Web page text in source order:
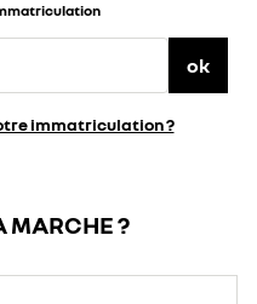
ok
immatriculation ?
MARCHE ?